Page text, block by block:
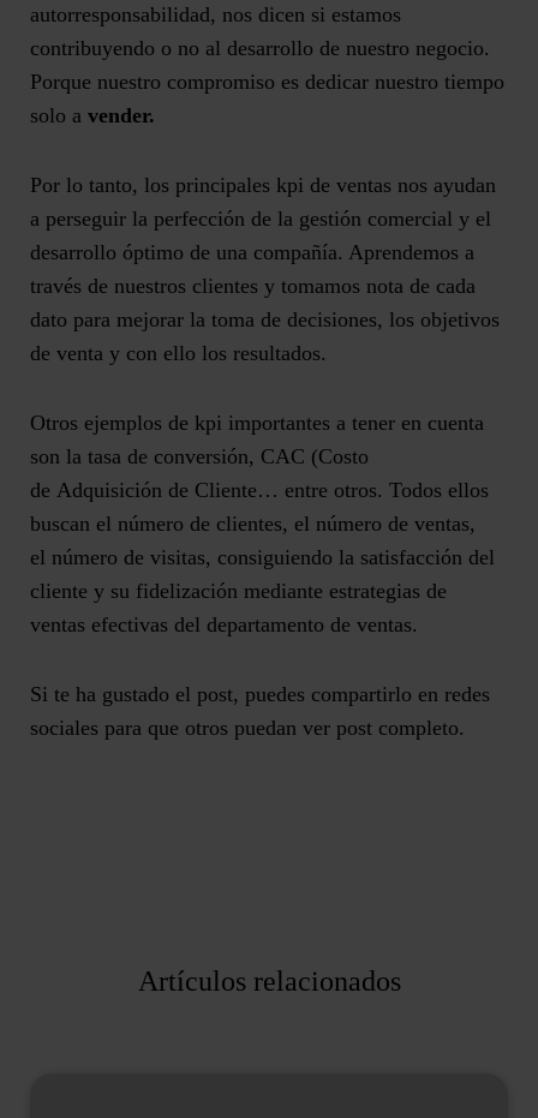
autorresponsabilidad, nos dicen si estamos
contribuyendo o no al desarrollo de nuestro negocio.
Porque nuestro compromiso es dedicar nuestro tiempo
solo a vender.
Por lo tanto, los principales kpi de ventas nos ayudan
a perseguir la perfección de la gestión comercial y el
desarrollo óptimo de una compañía. Aprendemos a
través de nuestros clientes y tomamos nota de cada
dato para mejorar la toma de decisiones, los objetivos
de venta y con ello los resultados.
Otros ejemplos de kpi importantes a tener en cuenta
son la tasa de conversión, CAC (Costo
de Adquisición de Cliente… entre otros. Todos ellos
buscan el número de clientes, el número de ventas,
el número de visitas, consiguiendo la satisfacción del
cliente y su fidelización mediante estrategias de
ventas efectivas del departamento de ventas.
Si te ha gustado el post, puedes compartirlo en redes
sociales para que otros puedan ver post completo.
Artículos relacionados